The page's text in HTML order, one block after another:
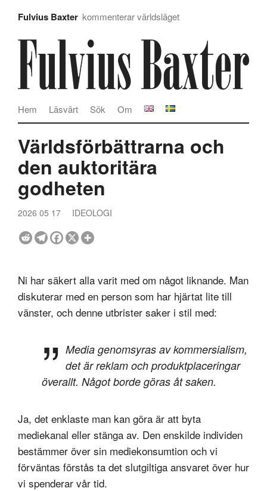
Fulvius Baxter kommenterar världsläget
Om
Sök
Läsvärt
Hem
Världsförbättrarna och
den auktoritära
godheten
2026 05 17 IDEOLOGI
Ni har säkert alla varit med om något liknande. Man
diskuterar med en person som har hjärtat lite till
vänster, och denne utbrister saker i stil med:
Media genomsyras av kommersialism,
det är reklam och produktplaceringar
överallt. Något borde göras åt saken.
Ja, det enklaste man kan göra är att byta
mediekanal eller stänga av. Den enskilde individen
bestämmer över sin mediekonsumtion och vi
förväntas förstås ta det slutgiltiga ansvaret över hur
vi spenderar vår tid.